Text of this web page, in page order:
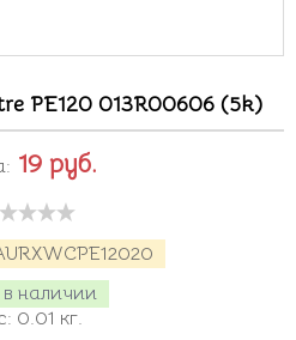
PE120 013R00606 (5k)
в наличии
0.01 кг.
19 руб.